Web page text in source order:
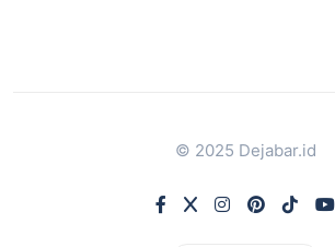
© 2025 Dejabar.id